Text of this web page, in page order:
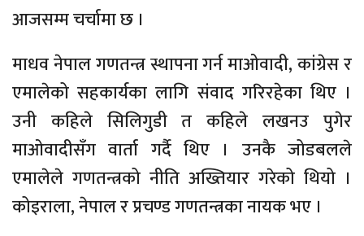
आजसम्म चर्चामा छ ।
माधव नेपाल गणतन्त्र स्थापना गर्न माओवादी, कांग्रेस र
एमालेको सहकार्यका लागि संवाद गरिरहेका थिए ।
उनी कहिले सिलिगुडी त कहिले लखनउ पुगेर
माओवादीसँग वार्ता गर्दै थिए । उनकै जोडबलले
एमालेले गणतन्त्रको नीति अख्तियार गरेको थियो ।
कोइराला, नेपाल र प्रचण्ड गणतन्त्रका नायक भए ।